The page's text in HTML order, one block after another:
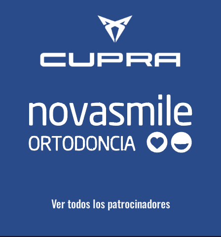
Ver todos los patrocinadores